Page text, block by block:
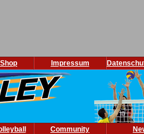
Impressum
Community